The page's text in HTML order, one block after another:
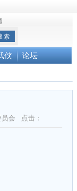
侠 论坛
会 点击：